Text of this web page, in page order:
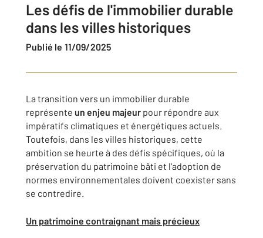
Les défis de l'immobilier durable
dans les villes historiques
Publié le 11/09/2025
La transition vers un immobilier durable
représente un enjeu majeur pour répondre aux
impératifs climatiques et énergétiques actuels.
Toutefois, dans les villes historiques, cette
ambition se heurte à des défis spécifiques, où la
préservation du patrimoine bâti et l'adoption de
normes environnementales doivent coexister sans
se contredire.
Un patrimoine contraignant mais précieux